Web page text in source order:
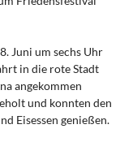
Juni um sechs Uhr
in die rote Stadt
angekommen
und konnten den
Eisessen genießen.